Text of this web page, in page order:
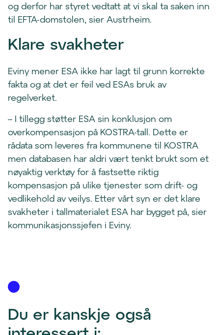
og derfor har styret vedtatt at vi skal ta saken inn
til EFTA-domstolen, sier Austrheim.
Klare svakheter
Eviny mener ESA ikke har lagt til grunn korrekte
fakta og at det er feil ved ESAs bruk av
regelverket.
– I tillegg støtter ESA sin konklusjon om
overkompensasjon på KOSTRA-tall. Dette er
rådata som leveres fra kommunene til KOSTRA
men databasen har aldri vært tenkt brukt som et
nøyaktig verktøy for å fastsette riktig
kompensasjon på ulike tjenester som drift- og
vedlikehold av veilys. Etter vårt syn er det klare
svakheter i tallmaterialet ESA har bygget på, sier
kommunikasjonssjefen i Eviny.
Du er kanskje også